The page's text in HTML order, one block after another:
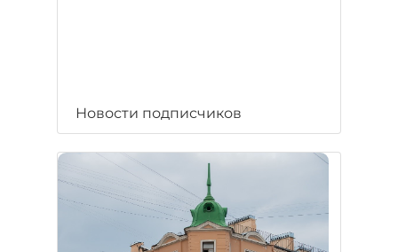
Новости подписчиков